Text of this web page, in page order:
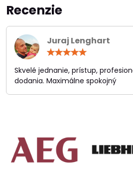
Recenzie
Juraj Lenghart
/
5
Skvelé jednanie, prístup,
dodania. Maximálne spokojný